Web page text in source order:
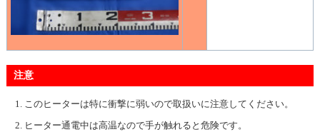
注意
このヒーターは特に衝撃に弱いので取扱いに注意してください。
ヒーター通電中は高温なので手が触れると危険です。